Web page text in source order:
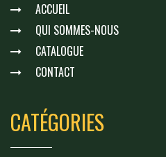
ACCUEIL
QUI SOMMES-NOUS
CATALOGUE
CONTACT
CATÉGORIES